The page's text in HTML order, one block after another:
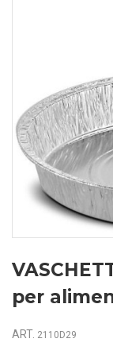
per
ART. 2110D29